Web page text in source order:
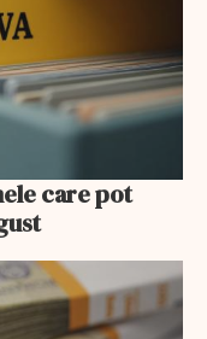
care pot